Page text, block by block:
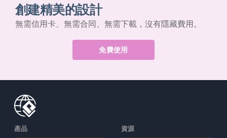
創建精美的設計
無需信用卡、無需合同、無需下載，沒有隱藏費用。
免費使用
產品 資源